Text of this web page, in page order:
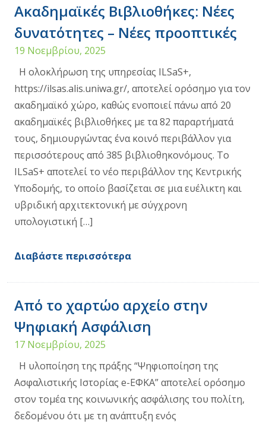
Ακαδημαϊκές Βιβλιοθήκες: Νέες
δυνατότητες – Νέες προοπτικές
19 Νοεμβρίου, 2025
Η ολοκλήρωση της υπηρεσίας ILSaS+,
https://ilsas.alis.uniwa.gr/, αποτελεί ορόσημο για τον
ακαδημαϊκό χώρο, καθώς ενοποιεί πάνω από 20
ακαδημαϊκές βιβλιοθήκες με τα 82 παραρτήματά
τους, δημιουργώντας ένα κοινό περιβάλλον για
περισσότερους από 385 βιβλιοθηκονόμους. Το
ILSaS+ αποτελεί το νέο περιβάλλον της Κεντρικής
Υποδομής, το οποίο βασίζεται σε μια ευέλικτη και
υβριδική αρχιτεκτονική με σύγχρονη
υπολογιστική […]
Διαβάστε περισσότερα
Από το χαρτώο αρχείο στην
Ψηφιακή Ασφάλιση
17 Νοεμβρίου, 2025
Η υλοποίηση της πράξης “Ψηφιοποίηση της
Ασφαλιστικής Ιστορίας e-ΕΦΚΑ” αποτελεί ορόσημο
στον τομέα της κοινωνικής ασφάλισης του πολίτη,
δεδομένου ότι με τη ανάπτυξη ενός